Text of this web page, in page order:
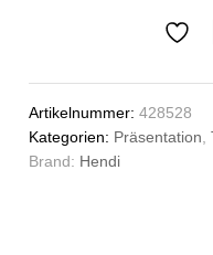
Artikelnummer:428528
Kategorien: Präsentation ,
Brand: Hendi